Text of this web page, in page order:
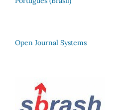
Open Journal Systems